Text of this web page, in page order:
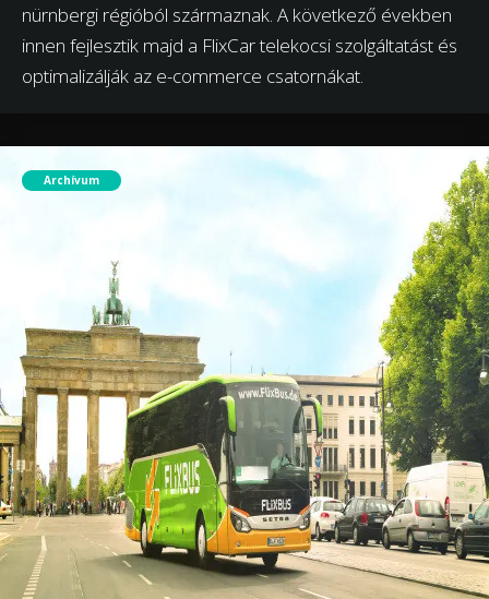
nürnbergi régióból származnak. A következő években
innen fejlesztik majd a FlixCar telekocsi szolgáltatást és
optimalizálják az e-commerce csatornákat.
Archívum